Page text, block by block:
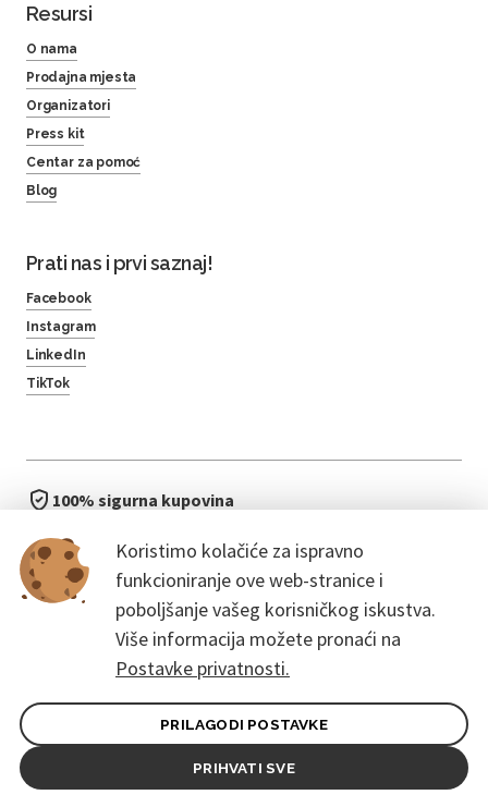
Koristimo kolačiće za ispravno
funkcioniranje ove web-stranice i
poboljšanje vašeg korisničkog iskustva.
Više informacija možete pronaći na
Postavke privatnosti.
PRILAGODI POSTAVKE
PRIHVATI SVE
Resursi
O nama
Prodajna mjesta
Organizatori
Press kit
Centar za pomoć
Blog
Prati nas i prvi saznaj!
Facebook
Instagram
LinkedIn
TikTok
100% sigurna kupovina
bez čekanja u redu
Opći uvjeti ugovora za kupce
Pravila zaštite osobnih podataka
© 2026. CoreEvent